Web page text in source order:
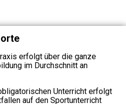
erfolgt über die ganze
im Durchschnitt an
Unterricht erfolgt
auf den Sportunterricht